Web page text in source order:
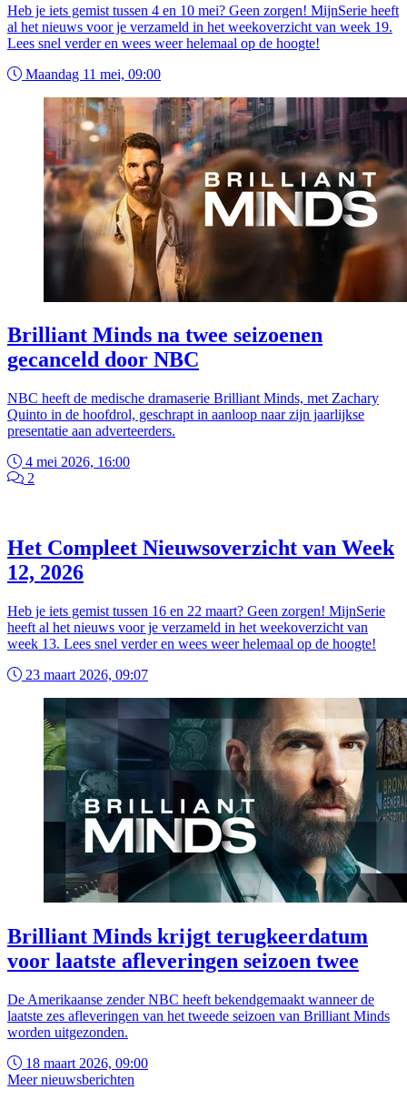
Heb je iets gemist tussen 4 en 10 mei? Geen zorgen! MijnSerie heeft
al het nieuws voor je verzameld in het weekoverzicht van week 19.
Lees snel verder en wees weer helemaal op de hoogte!
Maandag 11 mei, 09:00
Brilliant Minds na twee seizoenen
gecanceld door NBC
NBC heeft de medische dramaserie Brilliant Minds, met Zachary
Quinto in de hoofdrol, geschrapt in aanloop naar zijn jaarlijkse
presentatie aan adverteerders.
4 mei 2026, 16:00
2
Het Compleet Nieuwsoverzicht van Week
12, 2026
Heb je iets gemist tussen 16 en 22 maart? Geen zorgen! MijnSerie
heeft al het nieuws voor je verzameld in het weekoverzicht van
week 13. Lees snel verder en wees weer helemaal op de hoogte!
23 maart 2026, 09:07
Brilliant Minds krijgt terugkeerdatum
voor laatste afleveringen seizoen twee
De Amerikaanse zender NBC heeft bekendgemaakt wanneer de
laatste zes afleveringen van het tweede seizoen van Brilliant Minds
worden uitgezonden.
18 maart 2026, 09:00
Meer nieuwsberichten